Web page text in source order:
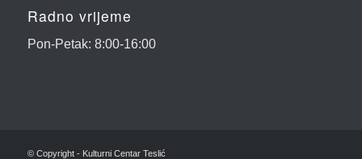
Radno vrijeme
Pon-Petak: 8:00-16:00
© Copyright - Kulturni Centar Teslić